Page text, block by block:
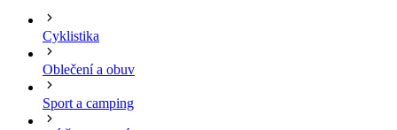
Cyklistika
Oblečení a obuv
Sport a camping